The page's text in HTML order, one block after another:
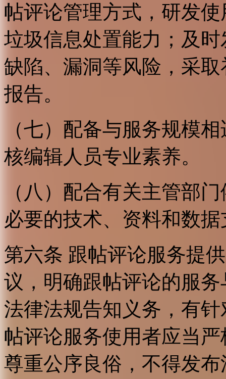
帖评论管理方式，研发
垃圾信息处置能力；及
缺陷、漏洞等风险，采
报告。
（七）配备与服务规模
核编辑人员专业素养。
（八）配合有关主管部
必要的技术、资料和数
第六条 跟帖评论服务提
议，明确跟帖评论的服
法律法规告知义务，有
帖评论服务使用者应当
尊重公序良俗，不得发